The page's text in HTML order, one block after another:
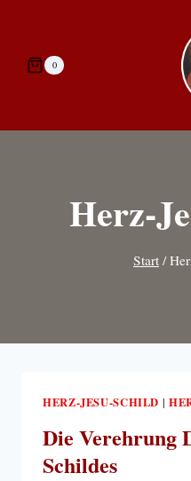
springen0
Herz-
Start /
HERZ-JESU-SCHILD |
Die Verehrung
Schildes